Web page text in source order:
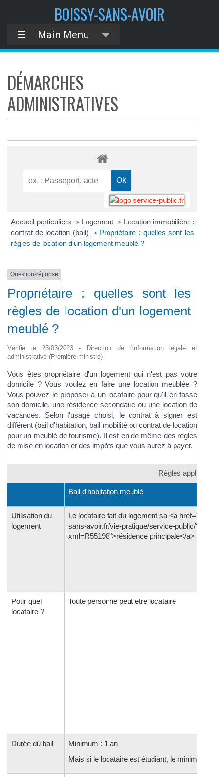
BOISSY-SANS-AVOIR
☰ Main Menu
DÉMARCHES
ADMINISTRATIVES
Accueil particuliers > Logement > Location immobilière :
contrat de location (bail)
> Propriétaire : quelles sont les
règles de location d'un logement meublé ?
Question-réponse
Propriétaire : quelles sont les
règles de location d'un logement
meublé ?
Vérifié le 23/03/2023 - Direction de l'information légale et
administrative (Première ministre)
Vous êtes propriétaire d'un logement qui n'est pas votre
domicile ? Vous voulez en faire une location meublée ?
Vous pouvez le proposer à un locataire pour qu'il en fasse
son domicile, une résidence secondaire ou une location de
vacances. Selon l'usage choisi, le contrat à signer est
différent (bail d'habitation, bail mobilité ou contrat de location
pour un meublé de tourisme). Il est en de même des règles
de mise en location et des impôts que vous aurez à payer.
Règles
Bail d'habitation meublé
Utilisation du
logement
Le locataire fait du logement sa <a
sans-avoir.fr/vie-pratique/service-public/?
xml=R55198">résidence principale</a>
Pour quel
locataire ?
Toute personne peut être locataire
Durée du bail
Minimum : 1 an
Mais si le locataire est étudiant, le minimum